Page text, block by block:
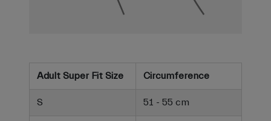
Adult Super Fit Size Circumference
S 51 - 55 cm